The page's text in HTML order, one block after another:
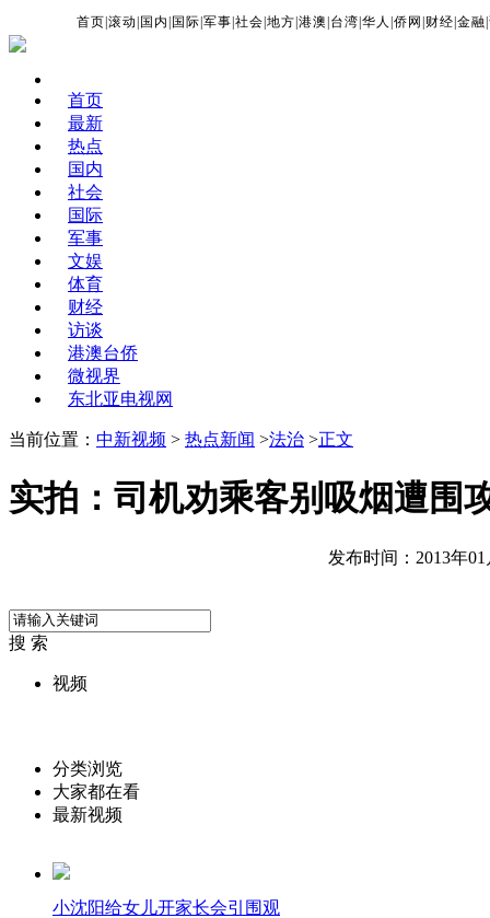
首页 |滚动 国内 国际 |军事 |社会 |地方 |港澳 台湾 |华人 |侨网 财经 |金融 |
首页
最新
热点
国内
社会
国际
军事
文娱
体育
财经
访谈
港澳台侨
微视界
东北亚电视网
当前位置： 中新视频 > 热点新闻 >法治 >正文
实拍：司机劝乘客别吸烟遭围
发布时间：2013年01
搜 索
视频
分类浏览
大家都在看
最新视频
小沈阳给女儿开家长会引围观